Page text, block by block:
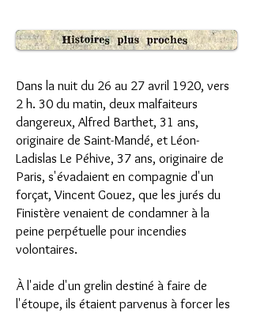
Dans la nuit du 26 au 27 avril 1920, vers
2 h. 30 du matin, deux malfaiteurs
dangereux, Alfred Barthet, 31 ans,
originaire de Saint-Mandé, et Léon-
Ladislas Le Péhive, 37 ans, originaire de
Paris, s'évadaient en compagnie d'un
forçat, Vincent Gouez, que les jurés du
Finistère venaient de condamner à la
peine perpétuelle pour incendies
volontaires.
À l'aide d'un grelin destiné à faire de
l'étoupe, ils étaient parvenus à forcer les